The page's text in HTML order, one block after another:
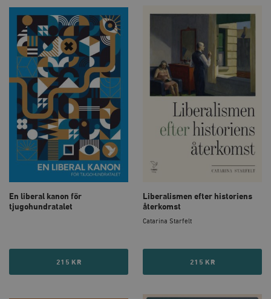
En liberal kanon för
tjugohundratalet
215 KR
Liberalismen efter historiens
återkomst
Catarina Starfelt
215 KR